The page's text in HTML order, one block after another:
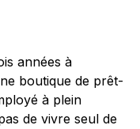
années à
boutique de prêt-
à plein
de vivre seul de